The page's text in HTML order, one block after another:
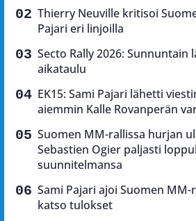
Thierry Neuville kritisoi
Pajari eri linjoilla
Secto Rally 2026: Sunnuntain
aikataulu
EK15: Sami Pajari lähetti
aiemmin Kalle Rovanperän
Suomen MM-rallissa hurjan
Sebastien Ogier paljasti
suunnitelmansa
Sami Pajari ajoi Suomen
katso tulokset